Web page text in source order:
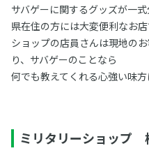
サバゲーに関するグッズが一
県在住の方には大変便利なお店
ショップの店員さんは現地の
り、サバゲーのことなら
何でも教えてくれる心強い味方
ミリタリーショップ